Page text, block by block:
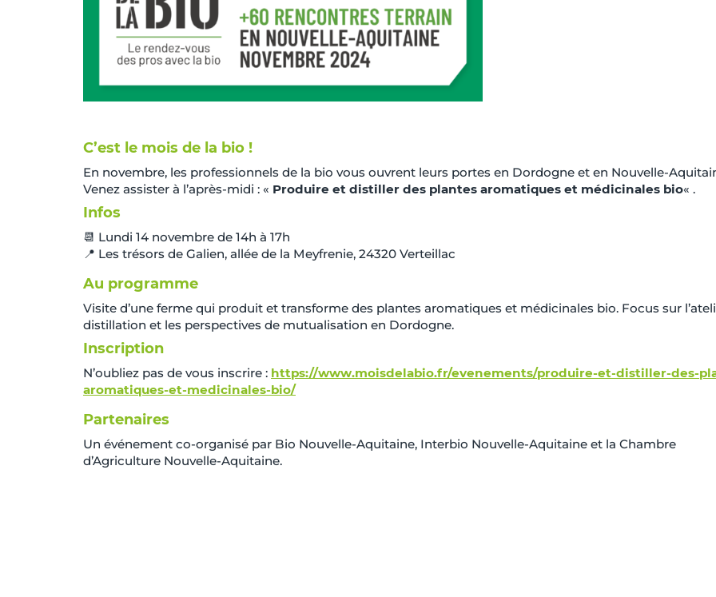
C’est le mois de la bio !
En novembre, les professionnels de la bio vous ouvrent leurs portes en Dordogne et en Nouvelle-
Venez assister à l’après-midi : « Produire et distiller des plantes aromatiques et médicinales bio« .
Infos
📆 Lundi 14 novembre de 14h à 17h
📍 Les trésors de Galien, allée de la Meyfrenie, 24320 Verteillac
Au programme
Visite d’une ferme qui produit et transforme des plantes aromatiques et médicinales bio. Focus sur
distillation et les perspectives de mutualisation en Dordogne.
Inscription
N’oubliez pas de vous inscrire : https://www.moisdelabio.fr/evenements/produire-et-distiller-des-
aromatiques-et-medicinales-bio/
Partenaires
Un événement co-organisé par Bio Nouvelle-Aquitaine, Interbio Nouvelle-Aquitaine et la Chambre
d’Agriculture Nouvelle-Aquitaine.